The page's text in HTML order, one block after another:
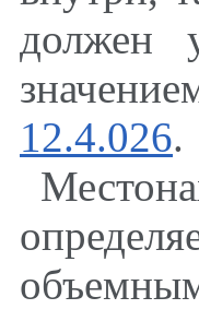
должен
12.4.026.